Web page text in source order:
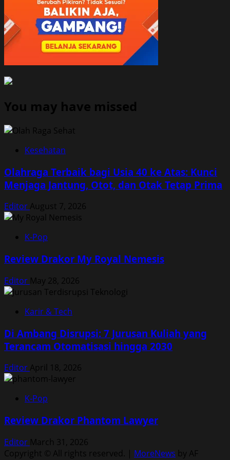
You may have missed
Kesehatan
Olahraga Terbaik bagi Usia 40 ke Atas: Kunci
Menjaga Jantung, Otot, dan Otak Tetap Prima
Editor August 7, 2026
K-Pop
Review Drakor My Royal Nemesis
Editor May 28, 2026
Karir & Tech
Di Ambang Disrupsi: 7 Jurusan Kuliah yang
Terancam Otomatisasi hingga 2030
Editor April 18, 2026
K-Pop
Review Drakor Phantom Lawyer
Editor March 31, 2026
Copyright © All rights reserved. | MoreNews by AF